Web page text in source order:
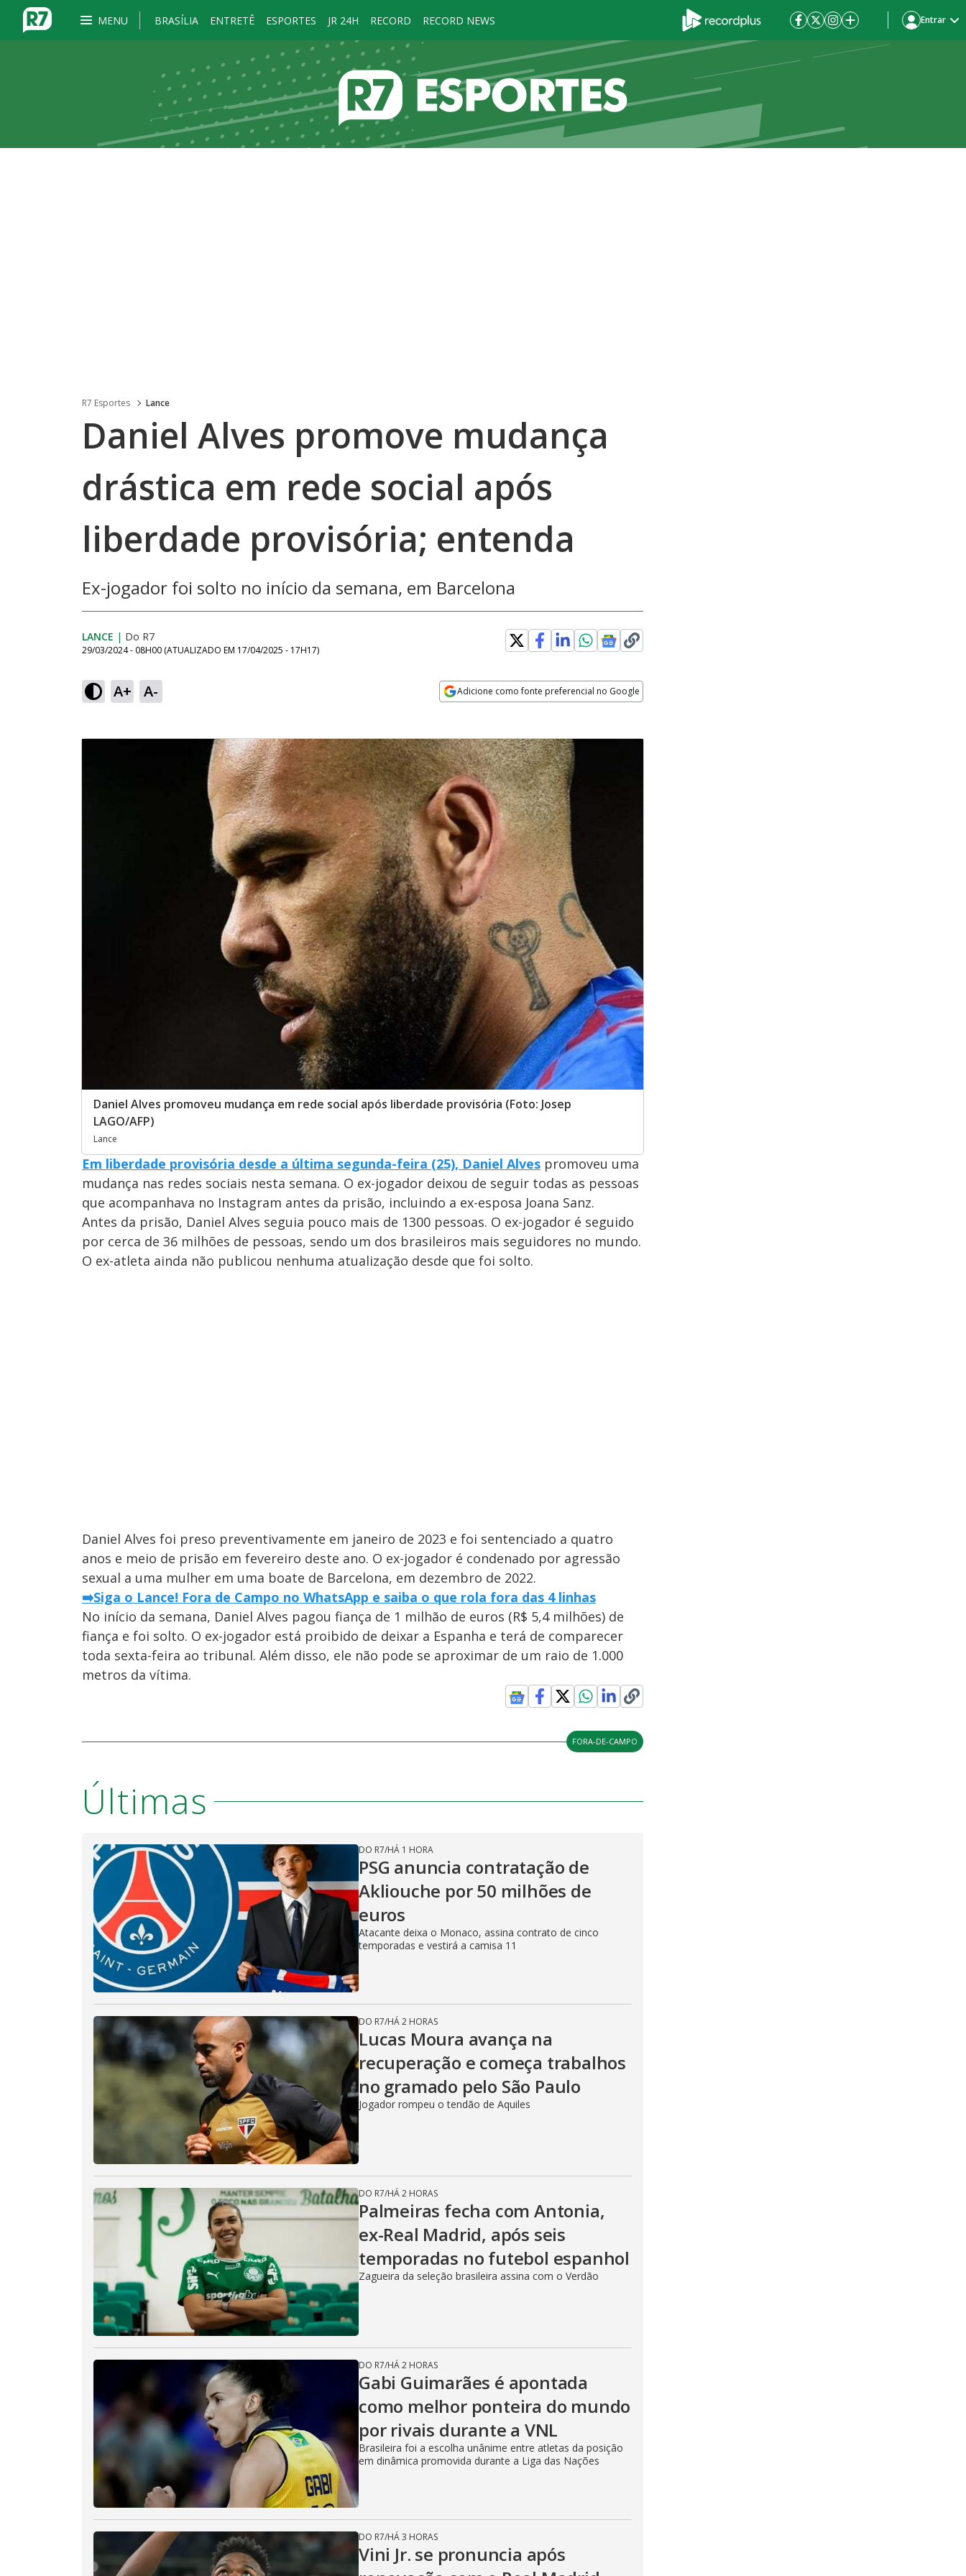
MENU BRASÍLIA ENTRETÊ ESPORTES JR 24H RECORD RECORD NEWS Entrar
R7 Esportes Lance
Daniel Alves promove mudança
drástica em rede social após
liberdade provisória; entenda
Ex-jogador foi solto no início da semana, em Barcelona
LANCE | Do R7
29/03/2024 - 08H00 (ATUALIZADO EM 17/04/2025 - 17H17)
A+ A- Adicione como fonte preferencial no Google
Daniel Alves promoveu mudança em rede social após liberdade provisória (Foto: Josep
LAGO/AFP)
Lance
Em liberdade provisória desde a última segunda-feira (25), Daniel Alves promoveu uma
mudança nas redes sociais nesta semana. O ex-jogador deixou de seguir todas as pessoas
que acompanhava no Instagram antes da prisão, incluindo a ex-esposa Joana Sanz.
Antes da prisão, Daniel Alves seguia pouco mais de 1300 pessoas. O ex-jogador é seguido
por cerca de 36 milhões de pessoas, sendo um dos brasileiros mais seguidores no mundo.
O ex-atleta ainda não publicou nenhuma atualização desde que foi solto.
Daniel Alves foi preso preventivamente em janeiro de 2023 e foi sentenciado a quatro
anos e meio de prisão em fevereiro deste ano. O ex-jogador é condenado por agressão
sexual a uma mulher em uma boate de Barcelona, em dezembro de 2022.
➡️Siga o Lance! Fora de Campo no WhatsApp e saiba o que rola fora das 4 linhas
No início da semana, Daniel Alves pagou fiança de 1 milhão de euros (R$ 5,4 milhões) de
fiança e foi solto. O ex-jogador está proibido de deixar a Espanha e terá de comparecer
toda sexta-feira ao tribunal. Além disso, ele não pode se aproximar de um raio de 1.000
metros da vítima.
FORA-DE-CAMPO
Últimas
DO R7/HÁ 1 HORA
PSG anuncia contratação de
Akliouche por 50 milhões de
euros
Atacante deixa o Monaco, assina contrato de cinco
temporadas e vestirá a camisa 11
DO R7/HÁ 2 HORAS
Lucas Moura avança na
recuperação e começa trabalhos
no gramado pelo São Paulo
Jogador rompeu o tendão de Aquiles
DO R7/HÁ 2 HORAS
Palmeiras fecha com Antonia,
ex-Real Madrid, após seis
temporadas no futebol espanhol
Zagueira da seleção brasileira assina com o Verdão
DO R7/HÁ 2 HORAS
Gabi Guimarães é apontada
como melhor ponteira do mundo
por rivais durante a VNL
Brasileira foi a escolha unânime entre atletas da posição
em dinâmica promovida durante a Liga das Nações
DO R7/HÁ 3 HORAS
Vini Jr. se pronuncia após